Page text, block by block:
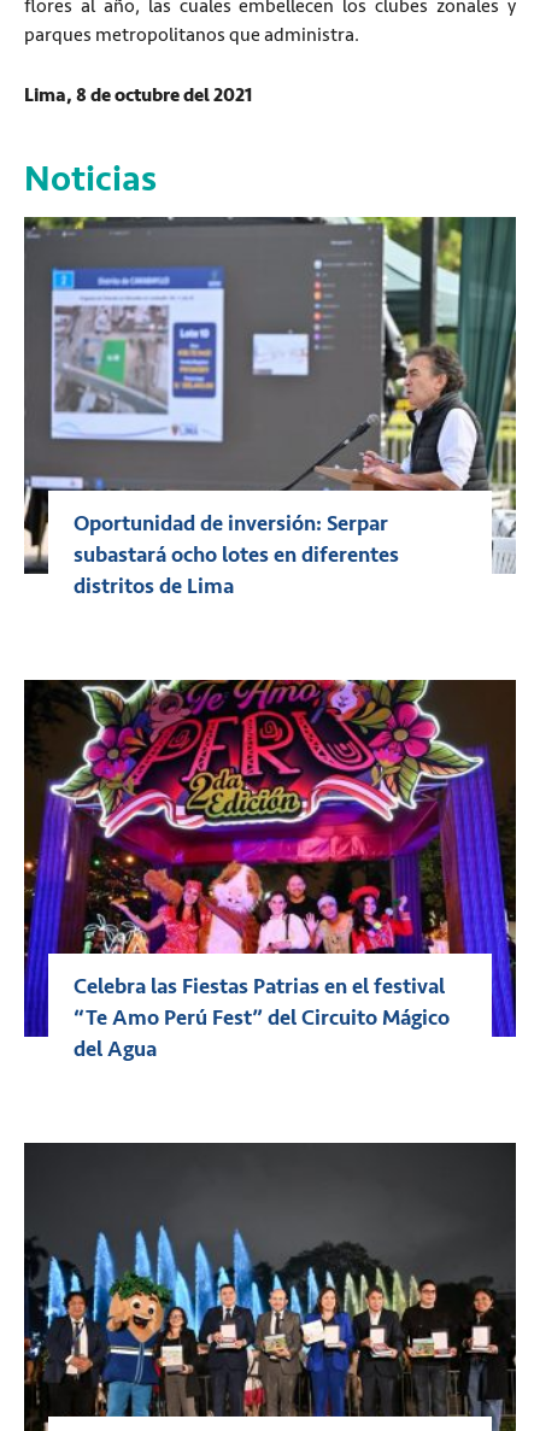
flores al año, las cuales embellecen los clubes zonales y
parques metropolitanos que administra.
Lima, 8 de octubre del 2021
Noticias
Oportunidad de inversión: Serpar
subastará ocho lotes en diferentes
distritos de Lima
Celebra las Fiestas Patrias en el festival
“Te Amo Perú Fest” del Circuito Mágico
del Agua